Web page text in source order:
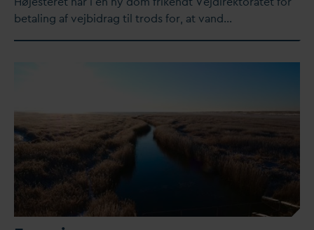
betaling af vejbidrag til trods for, at vand…